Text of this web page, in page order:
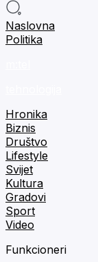
Naslovna
Politika
Hronika
Biznis
Društvo
Lifestyle
Svijet
Kultura
Gradovi
Sport
Video
Funkcioneri